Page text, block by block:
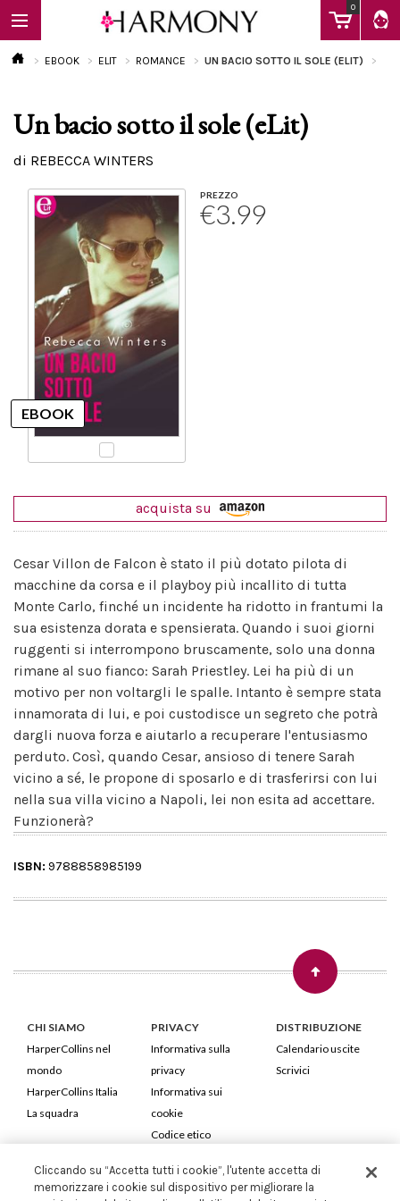
0
EBOOK
EBOOK ELIT ROMANCE UN BACIO SOTTO IL SOLE (ELIT)
Un bacio sotto il sole (eLit)
di REBECCA WINTERS
PREZZO
€3.99
acquista su
Cesar Villon de Falcon è stato il più dotato pilota di
macchine da corsa e il playboy più incallito di tutta
Monte Carlo, finché un incidente ha ridotto in frantumi la
sua esistenza dorata e spensierata. Quando i suoi giorni
ruggenti si interrompono bruscamente, solo una donna
rimane al suo fianco: Sarah Priestley. Lei ha più di un
motivo per non voltargli le spalle. Intanto è sempre stata
innamorata di lui, e poi custodisce un segreto che potrà
dargli nuova forza e aiutarlo a recuperare l'entusiasmo
perduto. Così, quando Cesar, ansioso di tenere Sarah
vicino a sé, le propone di sposarlo e di trasferirsi con lui
nella sua villa vicino a Napoli, lei non esita ad accettare.
Funzionerà?
ISBN: 9788858985199
CHI SIAMO
HarperCollins nel
mondo
HarperCollins Italia
La squadra
PRIVACY
Informativa sulla
privacy
Informativa sui
cookie
Codice etico
DISTRIBUZIONE
Calendario uscite
Scrivici
HarperCollins Italia S.p.A. Viale Monte Nero, 84 - 20135 Milano
Cliccando su “Accetta tutti i cookie”, l'utente accetta di
memorizzare i cookie sul dispositivo per migliorare la